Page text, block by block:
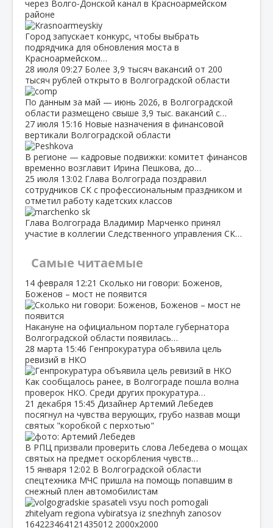
через Волго‑Донской канал в Красноармейском
районе
Город запускает конкурс, чтобы выбрать
подрядчика для обновления моста в
Красноармейском…
28 июля 09:27 Более 3,9 тысяч вакансий от 200
тысяч рублей открыто в Волгоградской области
По данным за май — июнь 2026, в Волгоградской
области размещено свыше 3,9 тыс. вакансий с…
27 июля 15:16 Новые назначения в финансовой
вертикали Волгоградской области
В регионе — кадровые подвижки: комитет финансов
временно возглавит Ирина Пешкова, до…
25 июля 13:02 Глава Волгограда поздравил
сотрудников СК с профессиональным праздником и
отметил работу кадетских классов
Глава Волгограда Владимир Марченко принял
участие в коллегии Следственного управления СК…
Самые читаемые
14 февраля 12:21 Сколько ни говори: Боженов,
Боженов – мост не появится
Накануне на официальном портале губернатора
Волгоградской области появилась…
28 марта 15:46 Генпрокуратура объявила цель
ревизий в НКО
Как сообщалось ранее, в Волгограде пошла волна
проверок НКО. Среди других прокуратура…
21 декабря 15:45 Дизайнер Артемий Лебедев
посягнул на чувства верующих, грубо назвав мощи
святых "коробкой с перхотью"
В РПЦ призвали проверить слова Лебедева о мощах
святых на предмет оскорбления чувств…
15 января 12:02 В Волгоградской области
спецтехника МЧС пришла на помощь попавшим в
снежный плен автомобилистам